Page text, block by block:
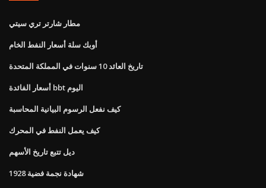
مطار شارتر تري سيتي
أوبك سلة أسعار النفط الخام
تاريخ العائد 10 سنوات في المملكة المتحدة
أسعار الفائدة bbt اليوم
كيف نفعل الرسوم البيانية المحاسبة
كيف يعمل النفط في المحرك
ديل تتبع تاريخ الأسهم
1928 شهادة نجمة فضية